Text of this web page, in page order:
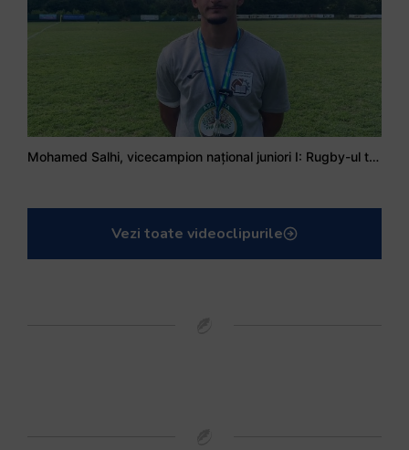
Mohamed Salhi, vicecampion național juniori I: Rugby-ul te învață să accepți și înfrângerile
Vezi toate videoclipurile